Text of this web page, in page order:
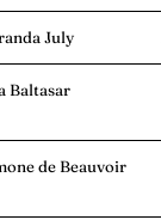
July
Baltasar
de Beauvoir